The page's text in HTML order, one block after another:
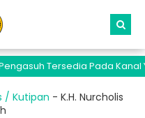
Tersedia Pada Kanal
/ Kutipan - K.H. Nurcholis